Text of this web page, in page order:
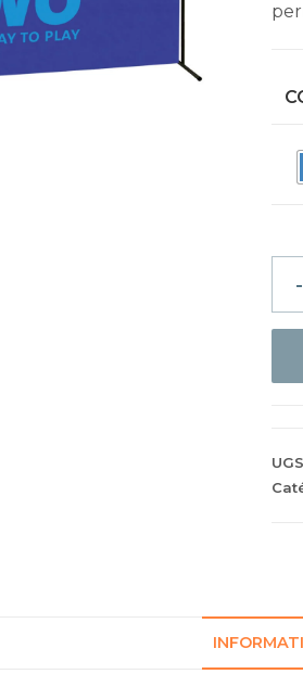
5
-